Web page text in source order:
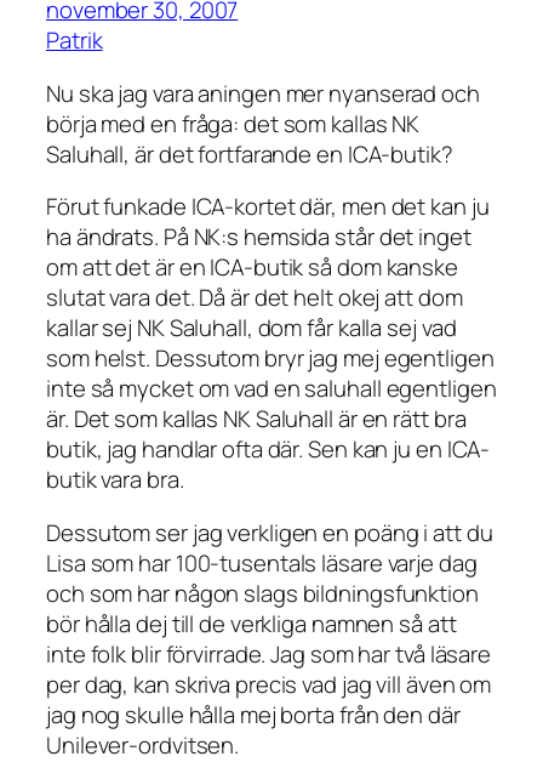
november 30, 2007
Patrik
Nu ska jag vara aningen mer nyanserad och
börja med en fråga: det som kallas NK
Saluhall, är det fortfarande en ICA-butik?
Förut funkade ICA-kortet där, men det kan ju
ha ändrats. På NK:s hemsida står det inget
om att det är en ICA-butik så dom kanske
slutat vara det. Då är det helt okej att dom
kallar sej NK Saluhall, dom får kalla sej vad
som helst. Dessutom bryr jag mej egentligen
inte så mycket om vad en saluhall egentligen
är. Det som kallas NK Saluhall är en rätt bra
butik, jag handlar ofta där. Sen kan ju en ICA-
butik vara bra.
Dessutom ser jag verkligen en poäng i att du
Lisa som har 100-tusentals läsare varje dag
och som har någon slags bildningsfunktion
bör hålla dej till de verkliga namnen så att
inte folk blir förvirrade. Jag som har två läsare
per dag, kan skriva precis vad jag vill även om
jag nog skulle hålla mej borta från den där
Unilever-ordvitsen.